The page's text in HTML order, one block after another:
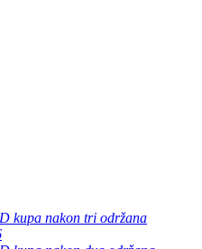
kupa nakon tri održana